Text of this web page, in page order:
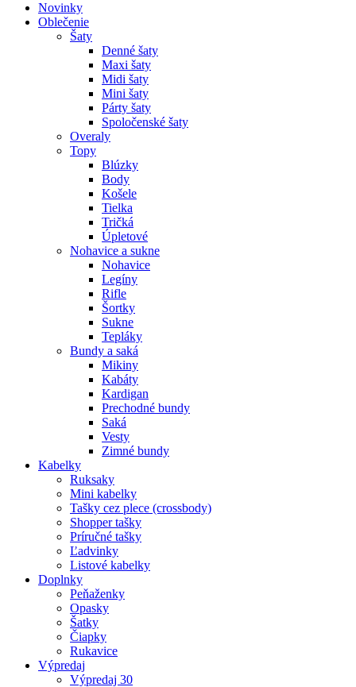
Novinky
Oblečenie
Šaty
Denné šaty
Maxi šaty
Midi šaty
Mini šaty
Párty šaty
Spoločenské šaty
Overaly
Topy
Blúzky
Body
Košele
Tielka
Tričká
Úpletové
Nohavice a sukne
Nohavice
Legíny
Rifle
Šortky
Sukne
Tepláky
Bundy a saká
Mikiny
Kabáty
Kardigan
Prechodné bundy
Saká
Vesty
Zimné bundy
Kabelky
Ruksaky
Mini kabelky
Tašky cez plece (crossbody)
Shopper tašky
Príručné tašky
Ľadvinky
Listové kabelky
Doplnky
Peňaženky
Opasky
Šatky
Čiapky
Rukavice
Výpredaj
Výpredaj 30